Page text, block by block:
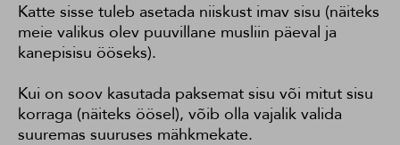
Katte sisse tuleb asetada niiskust imav sisu (näiteks
meie valikus olev puuvillane musliin päeval ja
kanepisisu ööseks).
Kui on soov kasutada paksemat sisu või mitut sisu
korraga (näiteks öösel), võib olla vajalik valida
suuremas suuruses mähkmekate.